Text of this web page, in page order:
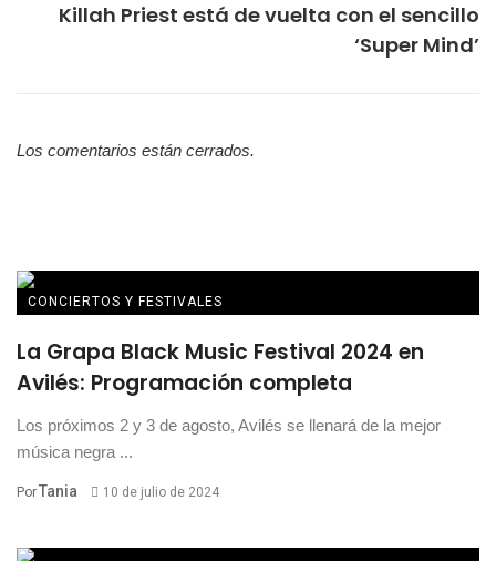
Killah Priest está de vuelta con el sencillo
‘Super Mind’
Los comentarios están cerrados.
CONCIERTOS Y FESTIVALES
La Grapa Black Music Festival 2024 en
Avilés: Programación completa
Los próximos 2 y 3 de agosto, Avilés se llenará de la mejor
música negra ...
PorTania 10 de julio de 2024